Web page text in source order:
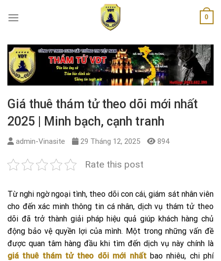
0
Giá thuê thám tử theo dõi mới nhất
2025 | Minh bạch, cạnh tranh
admin-Vinasite 29 Tháng 12, 2025 894
Rate this post
Từ nghi ngờ ngoại tình, theo dõi con cái, giám sát nhân viên
cho đến xác minh thông tin cá nhân, dịch vụ thám tử theo
dõi đã trở thành giải pháp hiệu quả giúp khách hàng chủ
động bảo vệ quyền lợi của mình. Một trong những vấn đề
được quan tâm hàng đầu khi tìm đến dịch vụ này chính là
giá thuê thám tử theo dõi mới nhấtbao nhiêu, chi phí